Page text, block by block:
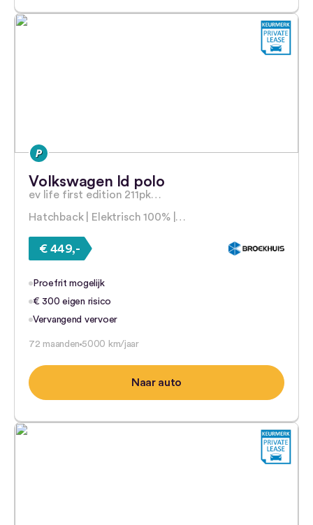
Volkswagen Id polo
ev life first edition 211pk…
Hatchback | Elektrisch 100% |…
€ 449,-
Proefrit mogelijk
€ 300 eigen risico
Vervangend vervoer
72 maanden 5000 km/jaar
Naar auto